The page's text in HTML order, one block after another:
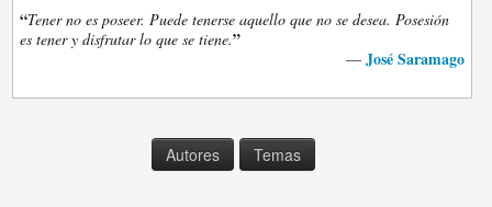
“Tener no es poseer. Puede tenerse aquello que no se desea. Posesión
es tener y disfrutar lo que se tiene.”
— José Saramago
Autores Temas